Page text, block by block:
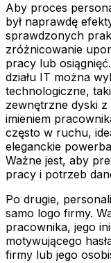
Aby proces
był naprawdę
sprawdzonych
zróżnicowanie
pracy lub
działu IT można
technologiczne,
zewnętrzne dyski
imieniem
często w ruchu,
eleganckie
Ważne jest, aby
pracy i potrzeb
Po drugie,
samo logo firmy.
pracownika, jego
motywującego
firmy lub jego